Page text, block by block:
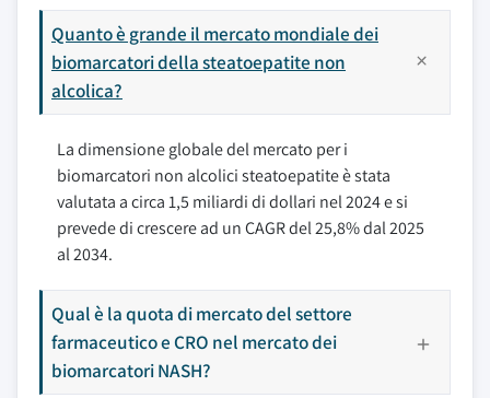
Quanto è grande il mercato mondiale dei
biomarcatori della steatoepatite non
alcolica?
La dimensione globale del mercato per i
biomarcatori non alcolici steatoepatite è stata
valutata a circa 1,5 miliardi di dollari nel 2024 e si
prevede di crescere ad un CAGR del 25,8% dal 2025
al 2034.
Qual è la quota di mercato del settore
farmaceutico e CRO nel mercato dei
biomarcatori NASH?